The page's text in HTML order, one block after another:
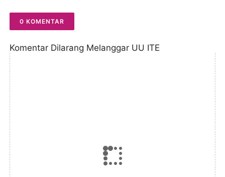
0 KOMENTAR
Komentar Dilarang Melanggar UU ITE